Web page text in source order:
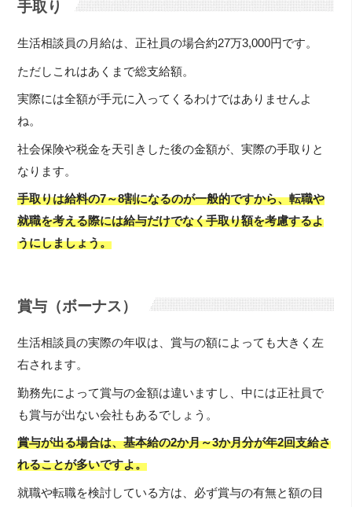
手取り
生活相談員の月給は、正社員の場合約27万3,000円です。
ただしこれはあくまで総支給額。
実際には全額が手元に入ってくるわけではありませんよ
ね。
社会保険や税金を天引きした後の金額が、実際の手取りと
なります。
手取りは給料の7～8割になるのが一般的ですから、転職や
就職を考える際には給与だけでなく手取り額を考慮するよ
うにしましょう。
賞与（ボーナス）
生活相談員の実際の年収は、賞与の額によっても大きく左
右されます。
勤務先によって賞与の金額は違いますし、中には正社員で
も賞与が出ない会社もあるでしょう。
賞与が出る場合は、基本給の2か月～3か月分が年2回支給さ
れることが多いですよ。
就職や転職を検討している方は、必ず賞与の有無と額の目